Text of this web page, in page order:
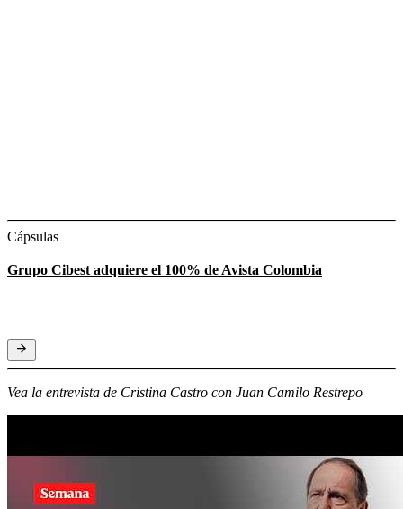
Cápsulas
Grupo Cibest adquiere el 100% de Avista Colombia
Vea la entrevista de Cristina Castro con Juan Camilo Restrepo